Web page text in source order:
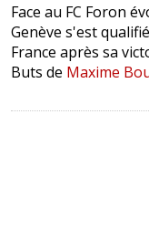
Face au FC Foron
Genève s'est
France après sa
Buts de Maxime